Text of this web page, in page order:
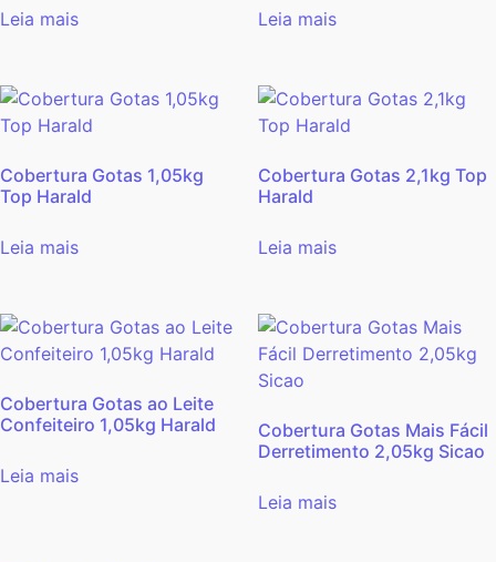
Leia mais Leia mais
Cobertura Gotas 1,05kg
Top Harald
Leia mais
Cobertura Gotas 2,1kg Top
Harald
Leia mais
Cobertura Gotas ao Leite
Confeiteiro 1,05kg Harald
Leia mais
Cobertura Gotas Mais Fácil
Derretimento 2,05kg Sicao
Leia mais